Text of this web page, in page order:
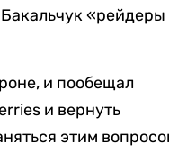
«рейдеры
и пообещал
и вернуть
этим